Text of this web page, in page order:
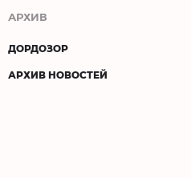
АРХИВ
ДОРДОЗОР
АРХИВ НОВОСТЕЙ